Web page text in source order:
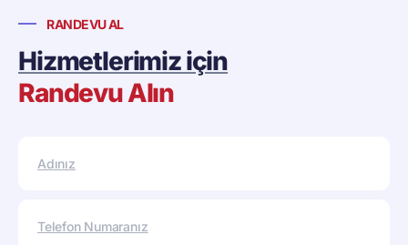
RANDEVU AL
Hizmetlerimiz için
Randevu Alın